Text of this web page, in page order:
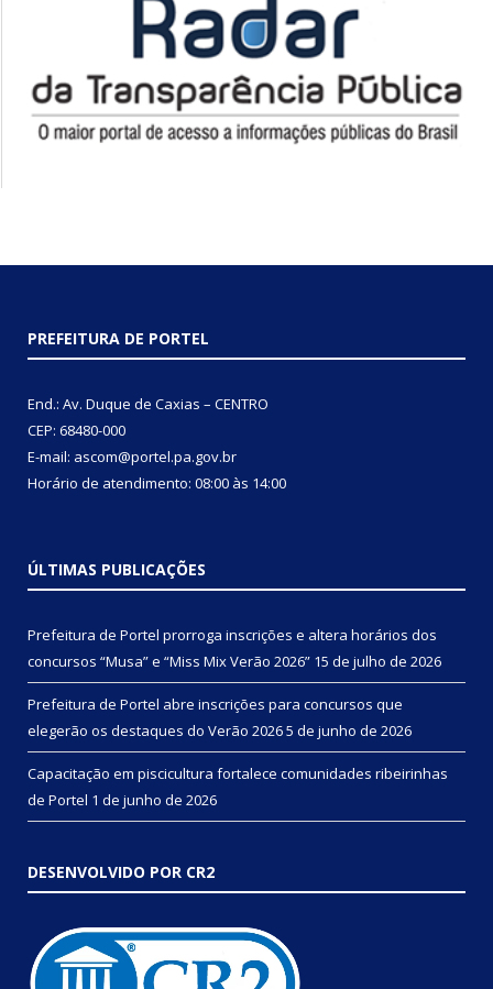
PREFEITURA DE PORTEL
End.: Av. Duque de Caxias – CENTRO
CEP: 68480-000
E-mail: ascom@portel.pa.gov.br
Horário de atendimento: 08:00 às 14:00
ÚLTIMAS PUBLICAÇÕES
Prefeitura de Portel prorroga inscrições e altera horários dos
concursos “Musa” e “Miss Mix Verão 2026” 15 de julho de 2026
Prefeitura de Portel abre inscrições para concursos que
elegerão os destaques do Verão 20265 de junho de 2026
Capacitação em piscicultura fortalece comunidades ribeirinhas
de Portel 1 de junho de 2026
DESENVOLVIDO POR CR2